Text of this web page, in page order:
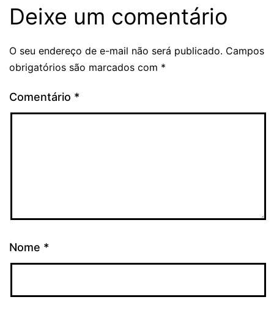
Deixe um comentário
O seu endereço de e-mail não será publicado. Campos
obrigatórios são marcados com *
Comentário *
Nome *